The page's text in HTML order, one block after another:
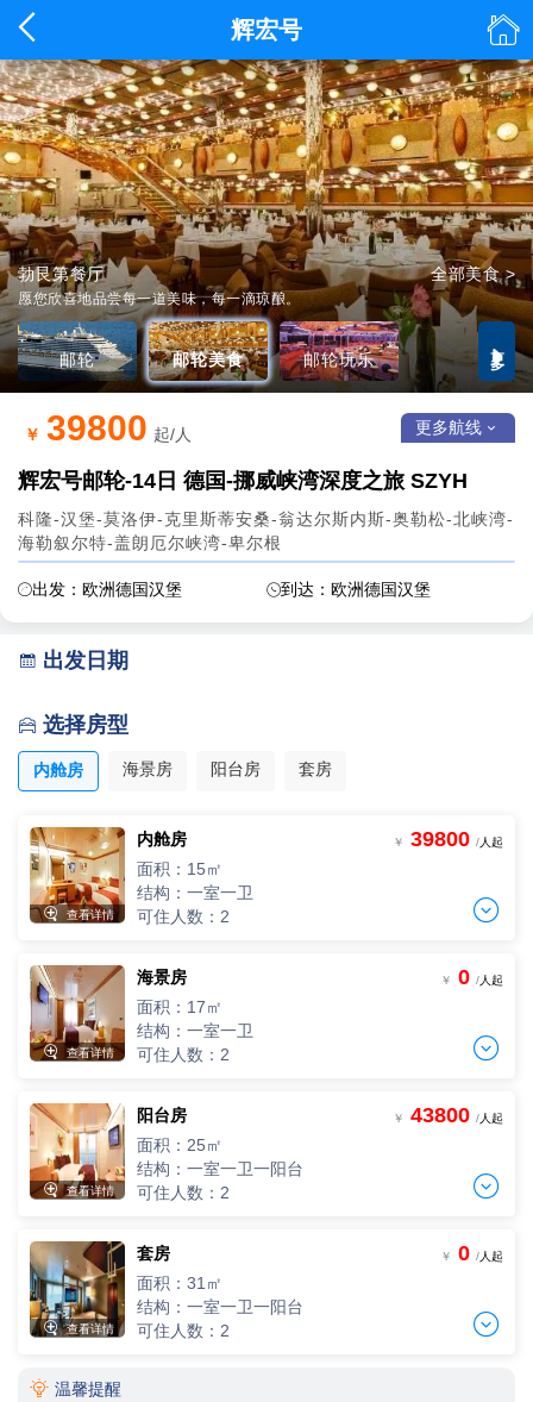
 辉宏号 
歌诗达邮轮·辉宏号 详情 >
勃艮第餐厅 全部美食 >
愿您欣喜地品尝每一道美味，每一滴琼酿。
莫里埃休闲区 全部玩乐 >
邮轮 邮轮美食 邮轮玩乐 
￥ 39800 起/人 更多航线
辉宏号邮轮-14日 德国-挪威峡湾深度之旅 SZYH
科隆-汉堡-莫洛伊-克里斯蒂安桑-翁达尔斯内斯-奥勒松-北峡湾-
海勒叙尔特-盖朗厄尔峡湾-卑尔根
出发：欧洲德国汉堡 到达：欧洲德国汉堡
 出发日期
 选择房型
内舱房 海景房 阳台房 套房
 查看详情
内舱房
面积：15㎡
结构：一室一卫
可住人数：2
￥ 39800 /人起

单人间
一人单价
/人 - 0 间 +
三人间
3人，人均单价
四人间
4人，人均单价
+
 查看详情
海景房
面积：17㎡
结构：一室一卫
可住人数：2
￥ 0 /人起

单人间
一人单价
0 间 +
三人间
3人，人均单价
 查看详情
阳台房
面积：25㎡
结构：一室一卫一阳台
可住人数：2
￥ 43800 /人起

单人间
一人单价
 查看详情
套房
面积：31㎡
结构：一室一卫一阳台
可住人数：2
￥ 0 /人起

单人间
 温馨提醒